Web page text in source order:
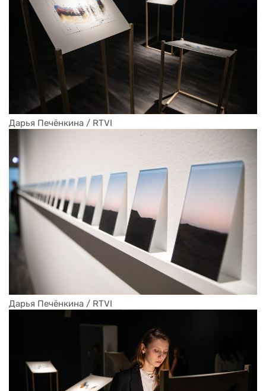
Дарья Печёнкина / RTVI
Дарья Печёнкина / RTVI